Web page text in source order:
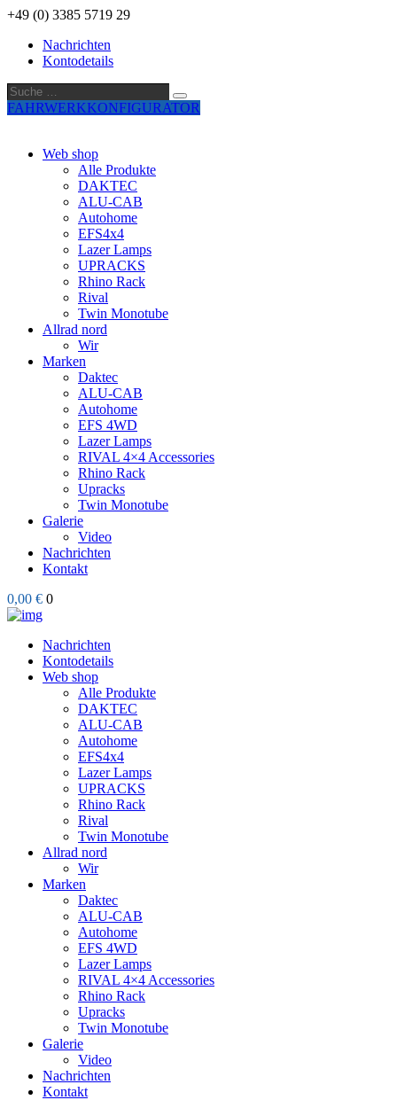
+49 (0) 3385 5719 29
Nachrichten
Kontodetails
Suche
…
Suche
FAHRWERKKONFIGURATOR
Web shop
Alle Produkte
DAKTEC
ALU-CAB
Autohome
EFS4x4
Lazer Lamps
UPRACKS
Rhino Rack
Rival
Twin Monotube
Allrad nord
Wir
Marken
Daktec
ALU-CAB
Autohome
EFS 4WD
Lazer Lamps
RIVAL 4×4 Accessories
Rhino Rack
Upracks
Twin Monotube
Galerie
Video
Nachrichten
Kontakt
0,00 € 0
Nachrichten
Kontodetails
Web shop
Alle Produkte
DAKTEC
ALU-CAB
Autohome
EFS4x4
Lazer Lamps
UPRACKS
Rhino Rack
Rival
Twin Monotube
Allrad nord
Wir
Marken
Daktec
ALU-CAB
Autohome
EFS 4WD
Lazer Lamps
RIVAL 4×4 Accessories
Rhino Rack
Upracks
Twin Monotube
Galerie
Video
Nachrichten
Kontakt